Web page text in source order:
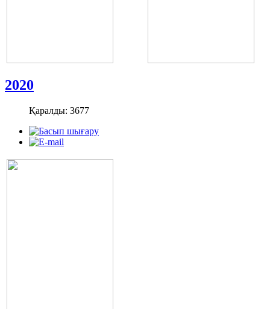
2020
Қаралды: 3677